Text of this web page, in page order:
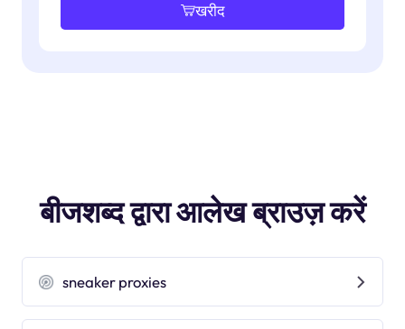
खरीद
बीजशब्द द्वारा आलेख ब्राउज़ करें
sneaker proxies